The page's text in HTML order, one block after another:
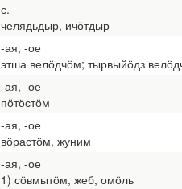
с.
челядьдыр, ичӧтдыр
-ая, -ое
этша велӧдчӧм; тырвыйӧдз
-ая, -ое
пӧтӧстӧм
-ая, -ое
вӧрастӧм, жуним
-ая, -ое
1) сӧвмытӧм, жеб, омӧль